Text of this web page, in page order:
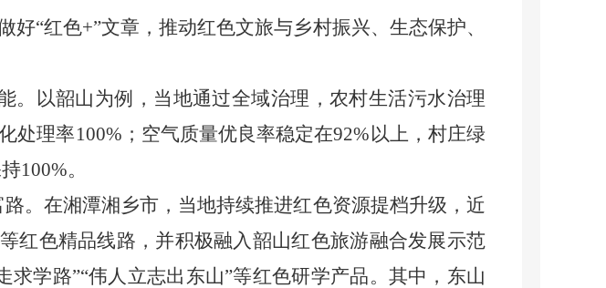
“红色+”文章，推动红色文旅与乡村振兴、生态保护、
以韶山为例，当地通过全域治理，农村生活污水治理
处理率100%；空气质量优良率稳定在92%以上，村庄绿
100%。
。在湘潭湘乡市，当地持续推进红色资源提档升级，近
红色精品线路，并积极融入韶山红色旅游融合发展示范
学路”“伟人立志出东山”等红色研学产品。其中，东山